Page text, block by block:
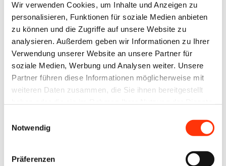
Wir verwenden Cookies, um Inhalte und Anzeigen zu
personalisieren, Funktionen für soziale Medien anbieten
zu können und die Zugriffe auf unsere Website zu
analysieren. Außerdem geben wir Informationen zu Ihrer
Verwendung unserer Website an unsere Partner für
soziale Medien, Werbung und Analysen weiter. Unsere
Partner führen diese Informationen möglicherweise mit
weiteren Daten zusammen, die Sie ihnen bereitgestellt
Notwendig
Präferenzen
Referentin Umweltschutz/Arbeitssicherheit
030 209139-163
Anna Lutz
Referentin Medien- und Wirtschaftsrecht
anna.lutz@bvdm-online.de
030 209139-122